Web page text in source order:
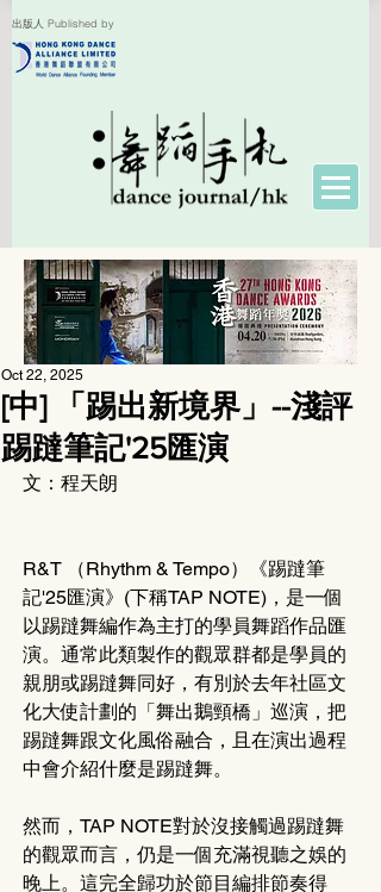
出版人 Published by
[中] 「踢出新境界」--淺評
踢躂筆記'25匯演
Oct 22, 2025
文：程天朗
R&T （Rhythm & Tempo）《踢躂筆
記'25匯演》(下稱TAP NOTE)，是一個
以踢躂舞編作為主打的學員舞蹈作品匯
演。通常此類製作的觀眾群都是學員的
親朋或踢躂舞同好，有別於去年社區文
化大使計劃的「舞出鵝頸橋」巡演，把
踢躂舞跟文化風俗融合，且在演出過程
中會介紹什麼是踢躂舞。
然而，TAP NOTE對於沒接觸過踢躂舞
的觀眾而言，仍是一個充滿視聽之娛的
晚上。這完全歸功於節目編排節奏得